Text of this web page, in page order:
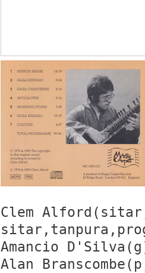
Clem
Amancio
Alan